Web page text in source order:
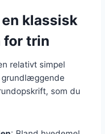
klassisk
trin
relativt simpel
som du